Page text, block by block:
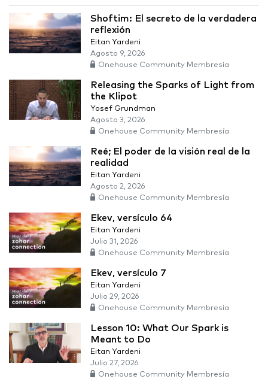
Shoftim: El secreto de la verdadera
reflexión
Eitan Yardeni
Agosto 9, 2026
Onehouse Community Membresía
Releasing the Sparks of Light from
the Klipot
Yosef Grundman
Agosto 3, 2026
Onehouse Community Membresía
Reé; El poder de la visión real de la
realidad
Eitan Yardeni
Agosto 2, 2026
Onehouse Community Membresía
Ekev, versículo 64
Eitan Yardeni
Julio 31, 2026
Onehouse Community Membresía
Ekev, versículo 7
Eitan Yardeni
Julio 29, 2026
Onehouse Community Membresía
Lesson 10: What Our Spark is
Meant to Do
Eitan Yardeni
Julio 27, 2026
Onehouse Community Membresía